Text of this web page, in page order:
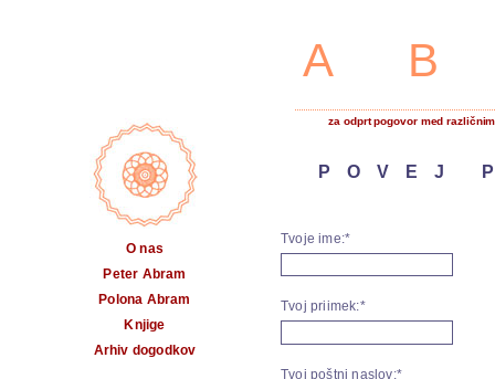
za odprt pogovor med
POVEJ
O nas
Peter Abram
Polona Abram
Knjige
Arhiv dogodkov
Tvoje ime:*
Tvoj priimek:*
Tvoj poštni naslov:*